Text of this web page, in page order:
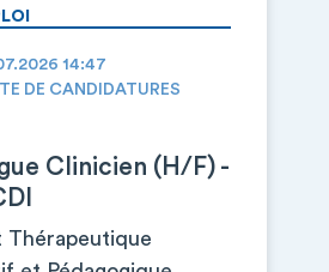
14:47
DE CANDIDATURES
Clinicien (H/F) -
Thérapeutique